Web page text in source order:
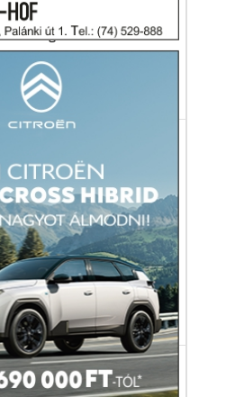
éves Carl Comberg
az Agrarheute nevű
szedd magad
– az
lesz a
forintos klímakár érte
mezőgazdaság kárenyhítés
keresnek